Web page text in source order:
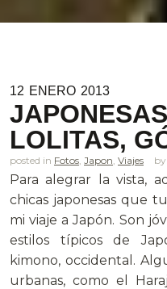
12 ENERO 2013
LOLITAS,
posted in Fotos, Japon, Viajes
Para alegrar la vista,
chicas japonesas que
mi viaje a Japón. Son
estilos típicos de
kimono, occidental.
urbanas, como el